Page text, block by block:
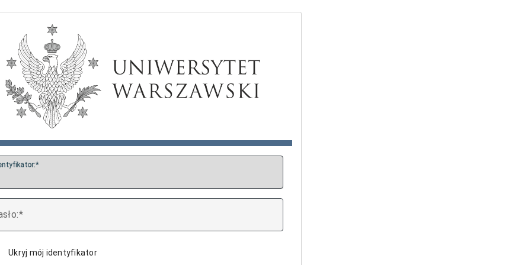
Ukryj mój identyfikator